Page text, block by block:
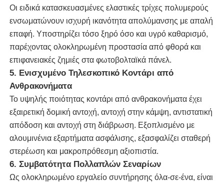
Καθαρίζοντας ρομπότ ηλιακού πλαισίου
Αποθήκευση Ενέργειας Ηχοφράγμα
Οι ειδικά κατασκευασμένες ελαστικές τρίχες πολυμερούς
ενσωματώνουν ισχυρή ικανότητα απολύμανσης με απαλή
επαφή. Υποστηρίζει τόσο ξηρό όσο και υγρό καθαρισμό,
παρέχοντας ολοκληρωμένη προστασία από φθορά και
επιφανειακές ζημιές στα φωτοβολταϊκά πάνελ.
5. Ενισχυμένο Τηλεσκοπικό Κοντάρι από
Ανθρακονήματα
Το υψηλής ποιότητας κοντάρι από ανθρακονήματα έχει
εξαιρετική δομική αντοχή, αντοχή στην κάμψη, αντιστατική
απόδοση και αντοχή στη διάβρωση. Εξοπλισμένο με
αλουμινένια εξαρτήματα ασφάλισης, εξασφαλίζει σταθερή
στερέωση και μακροπρόθεσμη αξιοπιστία.
6. Συμβατότητα Πολλαπλών Σεναρίων
Ως ολοκληρωμένο εργαλείο συντήρησης όλα-σε-ένα, είναι